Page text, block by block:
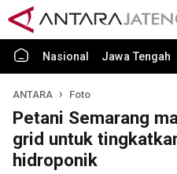
Nasional Jawa Tengah
ANTARA Foto
Petani Semarang
grid untuk
hidroponik